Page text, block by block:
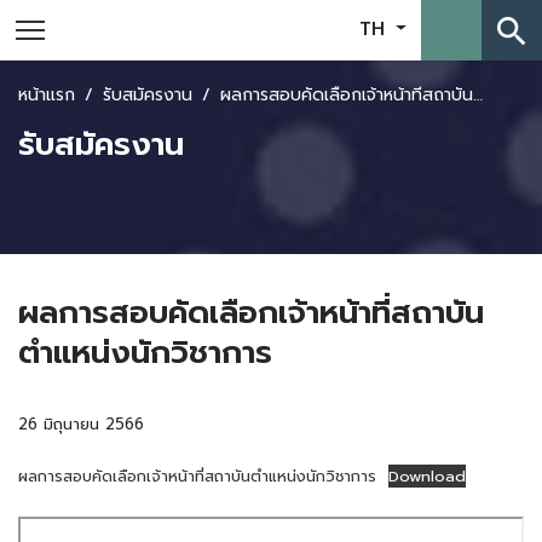
TH search
หน้าแรก รับสมัครงาน ผลการสอบคัดเลือกเจ้าหน้าที่สถาบันตำแหน่งนักวิชาการ
รับสมัครงาน
ผลการสอบคัดเลือกเจ้าหน้าที่สถาบัน
ตำแหน่งนักวิชาการ
26 มิถุนายน 2566
ผลการสอบคัดเลือกเจ้าหน้าที่สถาบันตำแหน่งนักวิชาการ Download